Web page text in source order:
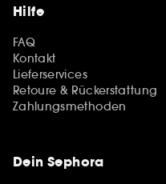
Hilfe
FAQ
Kontakt
Lieferservices
Retoure & Rückerstattung
Zahlungsmethoden
Dein Sephora